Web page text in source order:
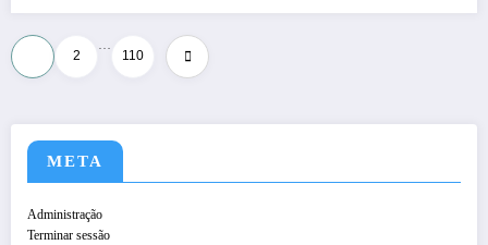
Paginação
dos
conteúdos
2
…
110
META
Administração
Terminar sessão